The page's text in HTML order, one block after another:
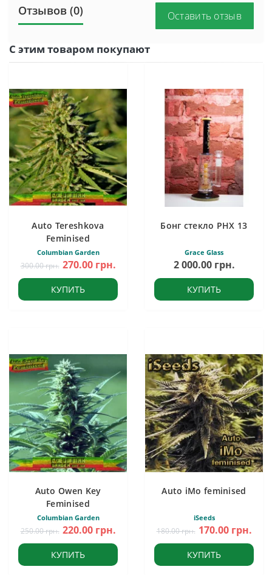
Отзывов (0) Оставить отзыв
С этим товаром покупают
Auto Tereshkova
Feminised
Columbian Garden
300.00 грн. 270.00 грн.
КУПИТЬ
Бонг стекло PHX 13
Grace Glass
2 000.00 грн.
КУПИТЬ
Auto Owen Key
Feminised
Columbian Garden
250.00 грн. 220.00 грн.
КУПИТЬ
Auto iMo feminised
iSeeds
180.00 грн. 170.00 грн.
КУПИТЬ